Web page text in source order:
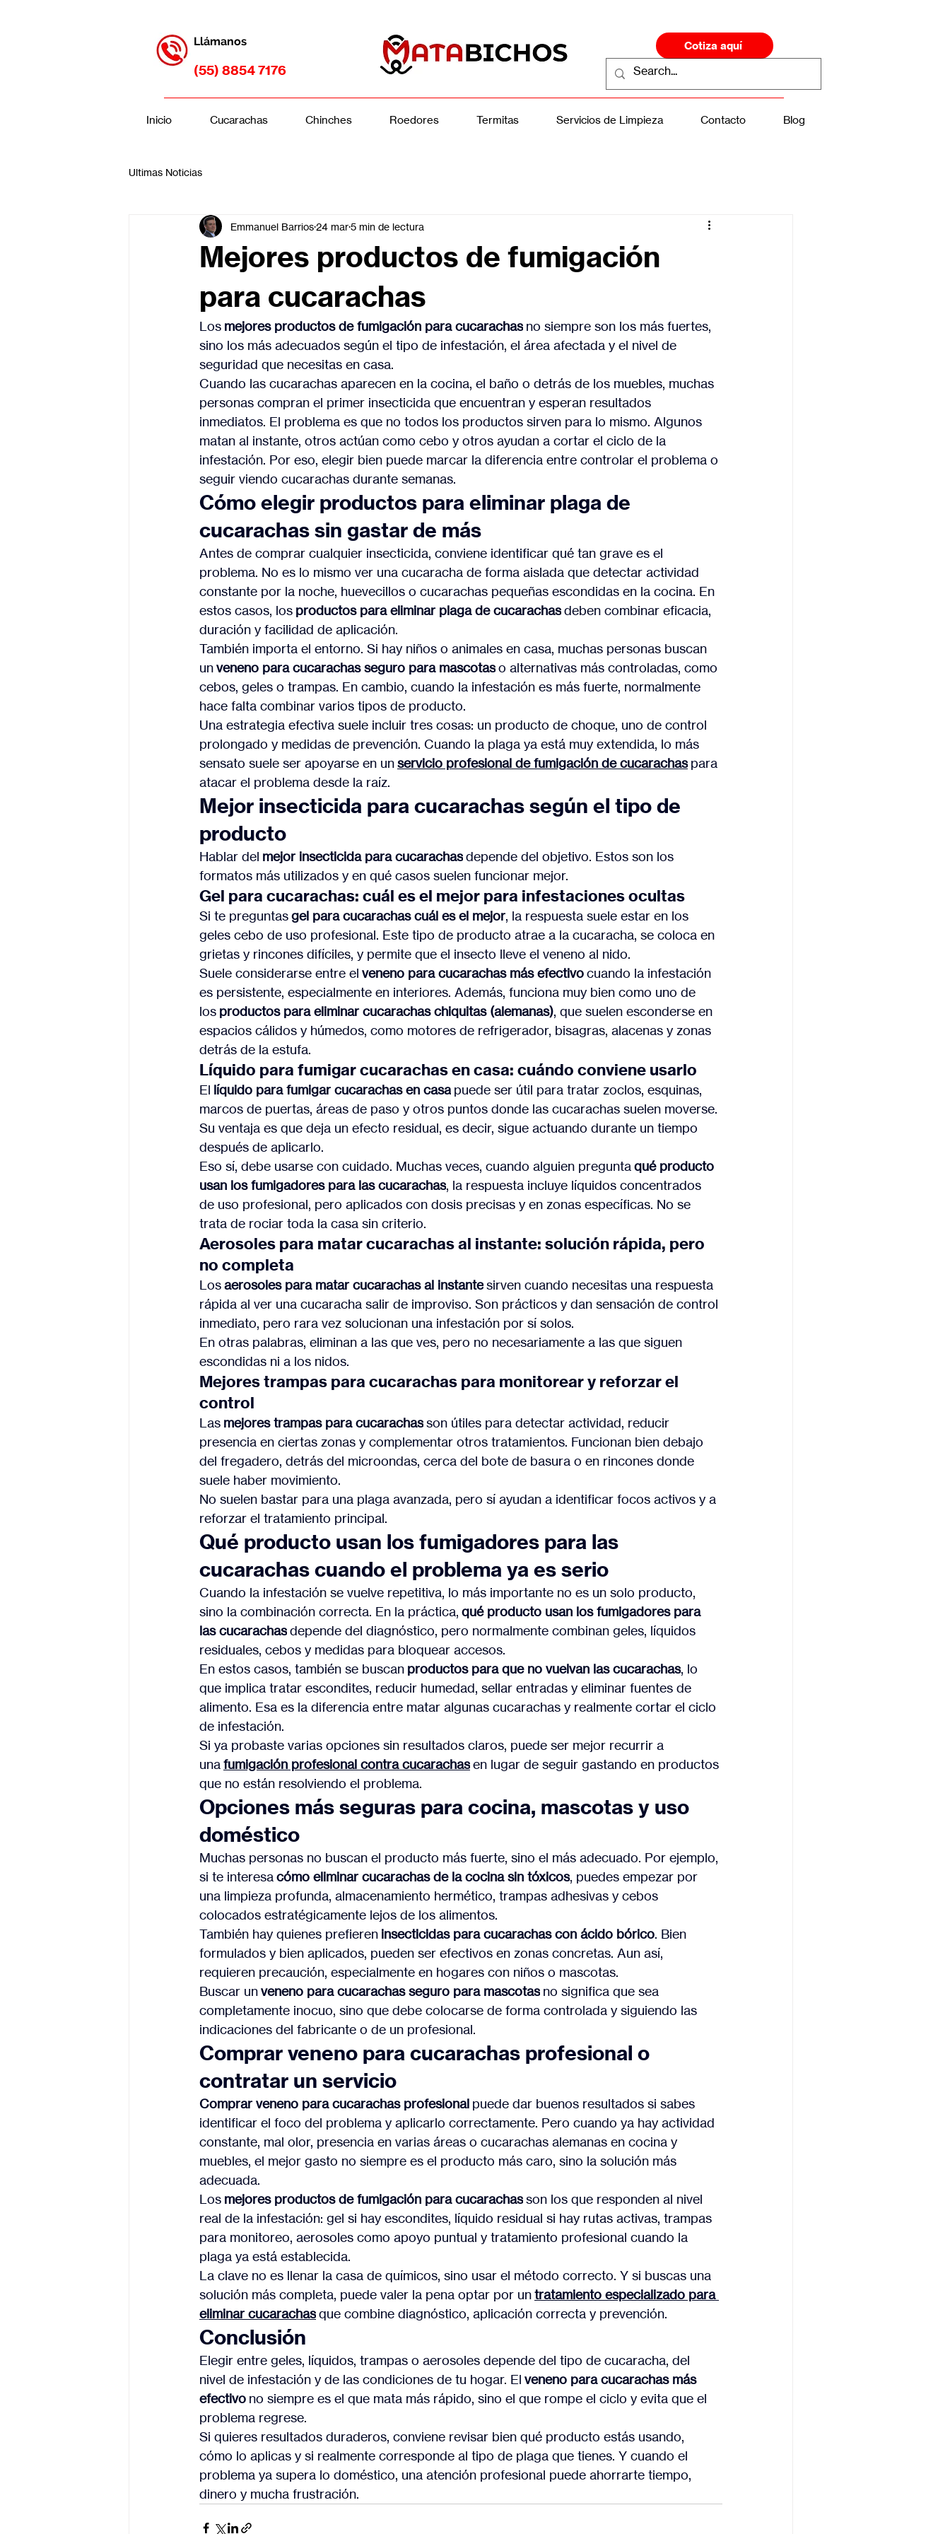
Llámanos
(55) 8854 7176
Cotiza aquí
Inicio Cucarachas Chinches Roedores Termitas Servicios de Limpieza Contacto Blog
Ultimas Noticias
Mejores productos de fumigación
para cucarachas
Emmanuel Barrios24 mar5 min de lectura
Los mejores productos de fumigación para cucarachas no siempre son los más fuertes,
sino los más adecuados según el tipo de infestación, el área afectada y el nivel de
seguridad que necesitas en casa.
Cuando las cucarachas aparecen en la cocina, el baño o detrás de los muebles, muchas
personas compran el primer insecticida que encuentran y esperan resultados
inmediatos. El problema es que no todos los productos sirven para lo mismo. Algunos
matan al instante, otros actúan como cebo y otros ayudan a cortar el ciclo de la
infestación. Por eso, elegir bien puede marcar la diferencia entre controlar el problema o
seguir viendo cucarachas durante semanas.
Cómo elegir productos para eliminar plaga de
cucarachas sin gastar de más
Antes de comprar cualquier insecticida, conviene identificar qué tan grave es el
problema. No es lo mismo ver una cucaracha de forma aislada que detectar actividad
constante por la noche, huevecillos o cucarachas pequeñas escondidas en la cocina. En
estos casos, los productos para eliminar plaga de cucarachas deben combinar eficacia,
duración y facilidad de aplicación.
También importa el entorno. Si hay niños o animales en casa, muchas personas buscan
un veneno para cucarachas seguro para mascotas o alternativas más controladas, como
cebos, geles o trampas. En cambio, cuando la infestación es más fuerte, normalmente
hace falta combinar varios tipos de producto.
Una estrategia efectiva suele incluir tres cosas: un producto de choque, uno de control
prolongado y medidas de prevención. Cuando la plaga ya está muy extendida, lo más
sensato suele ser apoyarse en un servicio profesional de fumigación de cucarachas para
atacar el problema desde la raíz.
Mejor insecticida para cucarachas según el tipo de
producto
Hablar del mejor insecticida para cucarachas depende del objetivo. Estos son los
formatos más utilizados y en qué casos suelen funcionar mejor.
Gel para cucarachas: cuál es el mejor para infestaciones ocultas
Si te preguntas gel para cucarachas cuál es el mejor, la respuesta suele estar en los
geles cebo de uso profesional. Este tipo de producto atrae a la cucaracha, se coloca en
grietas y rincones difíciles, y permite que el insecto lleve el veneno al nido.
Suele considerarse entre el veneno para cucarachas más efectivo cuando la infestación
es persistente, especialmente en interiores. Además, funciona muy bien como uno de
los productos para eliminar cucarachas chiquitas (alemanas), que suelen esconderse en
espacios cálidos y húmedos, como motores de refrigerador, bisagras, alacenas y zonas
detrás de la estufa.
Líquido para fumigar cucarachas en casa: cuándo conviene usarlo
El líquido para fumigar cucarachas en casa puede ser útil para tratar zoclos, esquinas,
marcos de puertas, áreas de paso y otros puntos donde las cucarachas suelen moverse.
Su ventaja es que deja un efecto residual, es decir, sigue actuando durante un tiempo
después de aplicarlo.
Eso sí, debe usarse con cuidado. Muchas veces, cuando alguien pregunta qué producto
usan los fumigadores para las cucarachas, la respuesta incluye líquidos concentrados
de uso profesional, pero aplicados con dosis precisas y en zonas específicas. No se
trata de rociar toda la casa sin criterio.
Aerosoles para matar cucarachas al instante: solución rápida, pero
no completa
Los aerosoles para matar cucarachas al instante sirven cuando necesitas una respuesta
rápida al ver una cucaracha salir de improviso. Son prácticos y dan sensación de control
inmediato, pero rara vez solucionan una infestación por sí solos.
En otras palabras, eliminan a las que ves, pero no necesariamente a las que siguen
escondidas ni a los nidos.
Mejores trampas para cucarachas para monitorear y reforzar el
control
Las mejores trampas para cucarachas son útiles para detectar actividad, reducir
presencia en ciertas zonas y complementar otros tratamientos. Funcionan bien debajo
del fregadero, detrás del microondas, cerca del bote de basura o en rincones donde
suele haber movimiento.
No suelen bastar para una plaga avanzada, pero sí ayudan a identificar focos activos y a
reforzar el tratamiento principal.
Qué producto usan los fumigadores para las
cucarachas cuando el problema ya es serio
Cuando la infestación se vuelve repetitiva, lo más importante no es un solo producto,
sino la combinación correcta. En la práctica, qué producto usan los fumigadores para
las cucarachas depende del diagnóstico, pero normalmente combinan geles, líquidos
residuales, cebos y medidas para bloquear accesos.
En estos casos, también se buscan productos para que no vuelvan las cucarachas, lo
que implica tratar escondites, reducir humedad, sellar entradas y eliminar fuentes de
alimento. Esa es la diferencia entre matar algunas cucarachas y realmente cortar el ciclo
de infestación.
Si ya probaste varias opciones sin resultados claros, puede ser mejor recurrir a
una fumigación profesional contra cucarachas en lugar de seguir gastando en productos
que no están resolviendo el problema.
Opciones más seguras para cocina, mascotas y uso
doméstico
Muchas personas no buscan el producto más fuerte, sino el más adecuado. Por ejemplo,
si te interesa cómo eliminar cucarachas de la cocina sin tóxicos, puedes empezar por
una limpieza profunda, almacenamiento hermético, trampas adhesivas y cebos
colocados estratégicamente lejos de los alimentos.
También hay quienes prefieren insecticidas para cucarachas con ácido bórico. Bien
formulados y bien aplicados, pueden ser efectivos en zonas concretas. Aun así,
requieren precaución, especialmente en hogares con niños o mascotas.
Buscar un veneno para cucarachas seguro para mascotas no significa que sea
completamente inocuo, sino que debe colocarse de forma controlada y siguiendo las
indicaciones del fabricante o de un profesional.
Comprar veneno para cucarachas profesional o
contratar un servicio
Comprar veneno para cucarachas profesional puede dar buenos resultados si sabes
identificar el foco del problema y aplicarlo correctamente. Pero cuando ya hay actividad
constante, mal olor, presencia en varias áreas o cucarachas alemanas en cocina y
muebles, el mejor gasto no siempre es el producto más caro, sino la solución más
adecuada.
Los mejores productos de fumigación para cucarachas son los que responden al nivel
real de la infestación: gel si hay escondites, líquido residual si hay rutas activas, trampas
para monitoreo, aerosoles como apoyo puntual y tratamiento profesional cuando la
plaga ya está establecida.
La clave no es llenar la casa de químicos, sino usar el método correcto. Y si buscas una
solución más completa, puede valer la pena optar por un tratamiento especializado para
eliminar cucarachas que combine diagnóstico, aplicación correcta y prevención.
Conclusión
Elegir entre geles, líquidos, trampas o aerosoles depende del tipo de cucaracha, del
nivel de infestación y de las condiciones de tu hogar. El veneno para cucarachas más
efectivo no siempre es el que mata más rápido, sino el que rompe el ciclo y evita que el
problema regrese.
Si quieres resultados duraderos, conviene revisar bien qué producto estás usando,
cómo lo aplicas y si realmente corresponde al tipo de plaga que tienes. Y cuando el
problema ya supera lo doméstico, una atención profesional puede ahorrarte tiempo,
dinero y mucha frustración.